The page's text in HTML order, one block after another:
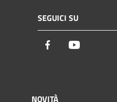
SEGUICI SU
Facebook
NOVITÀ